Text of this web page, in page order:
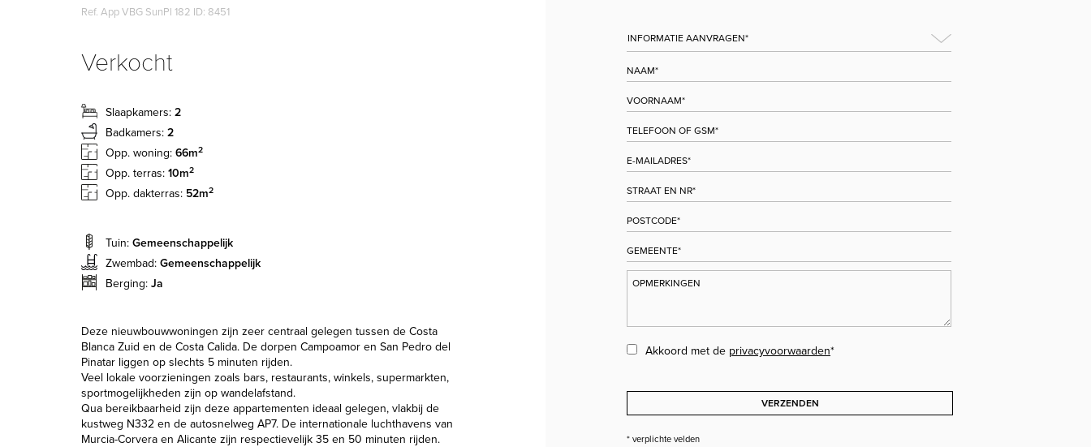
Ref. App VBG SunPl 182 ID: 8451
Verkocht
Slaapkamers: 2
Badkamers: 2
Opp. woning: 66m2
Opp. terras: 10m2
Opp. dakterras: 52m2
Tuin: Gemeenschappelijk
Zwembad: Gemeenschappelijk
Berging: Ja
Deze nieuwbouwwoningen zijn zeer centraal gelegen tussen de Costa
Blanca Zuid en de Costa Calida. De dorpen Campoamor en San Pedro del
Pinatar liggen op slechts 5 minuten rijden.
Veel lokale voorzieningen zoals bars, restaurants, winkels, supermarkten,
sportmogelijkheden zijn op wandelafstand.
Qua bereikbaarheid zijn deze appartementen ideaal gelegen, vlakbij de
kustweg N332 en de autosnelweg AP7. De internationale luchthavens van
Murcia-Corvera en Alicante zijn respectievelijk 35 en 50 minuten rijden.
Akkoord met de privacyvoorwaarden*
VERZENDEN
* verplichte velden